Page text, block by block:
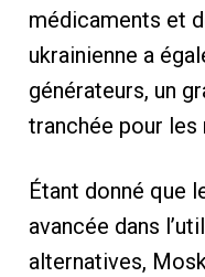
médicaments et
ukrainienne a
générateurs, un
tranchée pour les
Étant donné que
avancée dans
alternatives,